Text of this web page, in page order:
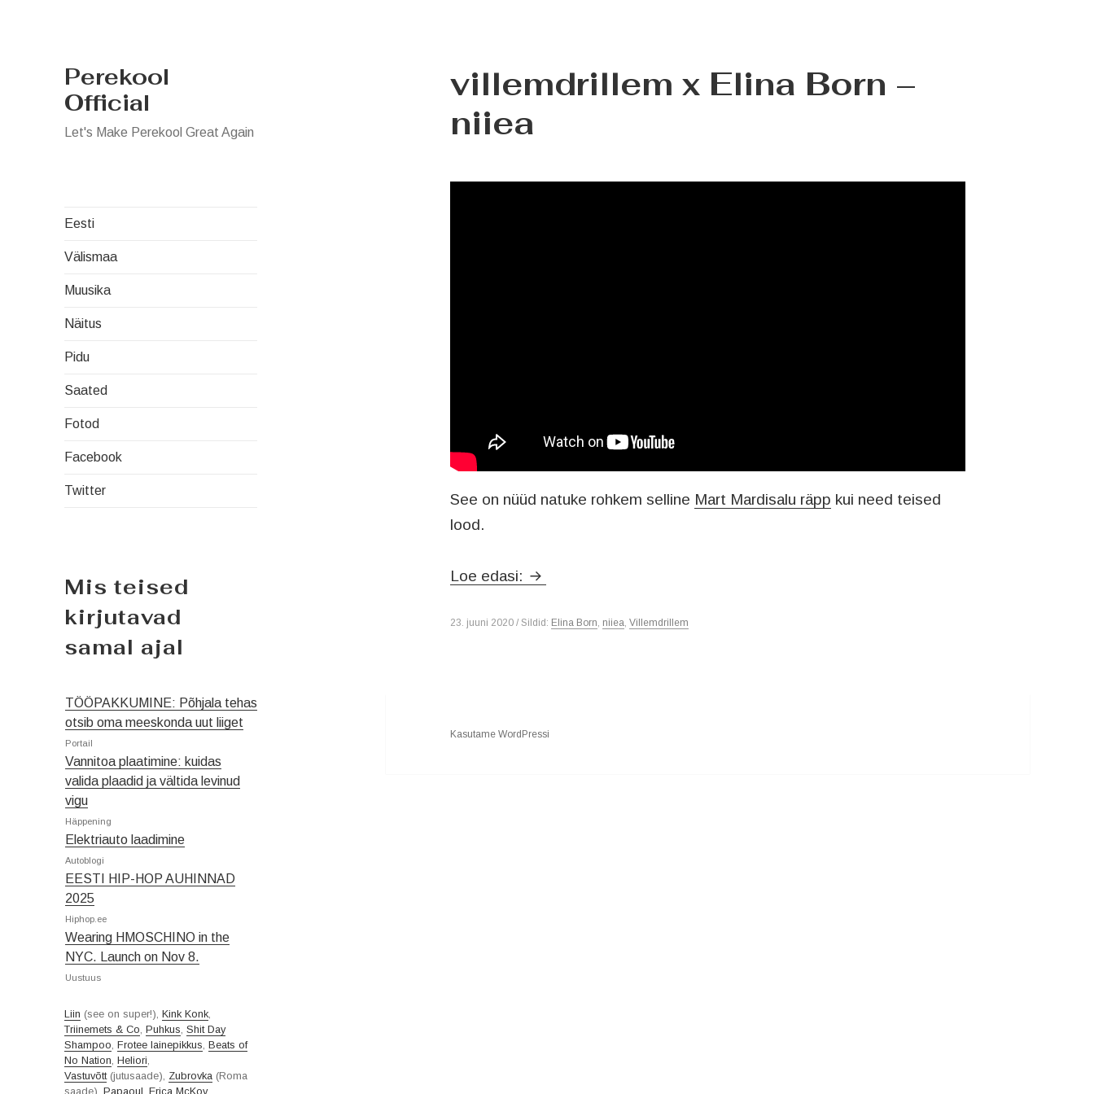
Perekool
Official
Let's Make Perekool Great Again
Eesti
Välismaa
Muusika
Näitus
Pidu
Saated
Fotod
Facebook
Twitter
Mis teised
kirjutavad
samal ajal
TÖÖPAKKUMINE: Põhjala tehas
otsib oma meeskonda uut liiget
Portail
Vannitoa plaatimine: kuidas
valida plaadid ja vältida levinud
vigu
Häppening
Elektriauto laadimine
Autoblogi
EESTI HIP-HOP AUHINNAD
2025
Hiphop.ee
Wearing HMOSCHINO in the
NYC. Launch on Nov 8.
Uustuus
Liin (see on super!),Kink Konk
Triinemets & Co ,Puhkus ,Shit Day
Shampoo ,Frotee lainepikkus ,Beats of
No Nation ,Heliori
Vastuvõtt(jutusaade), Zubrovka (Roma
saade),Papaoul ,Erica McKoy
villemdrillem x Elina Born –
niiea
See on nüüd natuke rohkem selline Mart Mardisalu räpp kui need teised
lood.
Loe edasi: villemdrillem x Elina Born – niiea
23. juuni 2020 / Sildid: Elina Born niiea ,Villemdrillem
Kasutame WordPressi